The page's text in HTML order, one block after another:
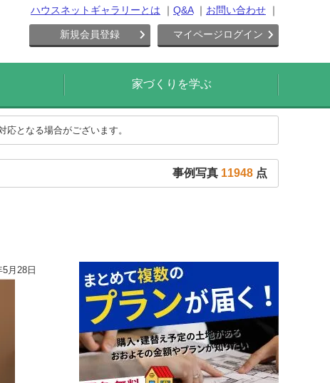
ハウスネットギャラリーとは Q&A お問い合わせ
新規会員登録 マイページログイン
家づくりを学ぶ
となる場合がございます。
事例写真 11948 点
月28日